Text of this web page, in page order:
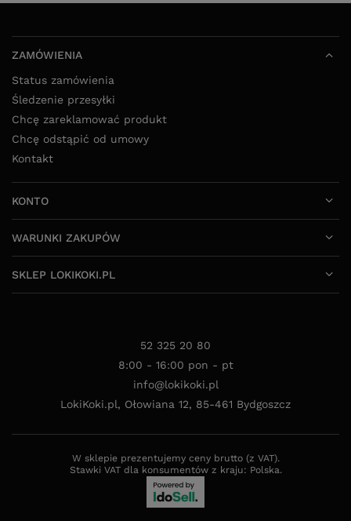
ZAMÓWIENIA
Status zamówienia
Śledzenie przesyłki
Chcę zareklamować produkt
Chcę odstąpić od umowy
Kontakt
KONTO
WARUNKI ZAKUPÓW
SKLEP LOKIKOKI.PL
52 325 20 80
8:00 - 16:00 pon - pt
info@lokikoki.pl
LokiKoki.pl, Ołowiana 12, 85-461 Bydgoszcz
W sklepie prezentujemy ceny brutto (z VAT).
Stawki VAT dla konsumentów z kraju: Polska.